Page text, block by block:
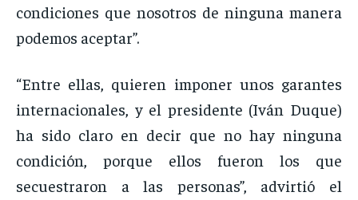
condiciones que nosotros de ninguna manera
podemos aceptar”.
“Entre ellas, quieren imponer unos garantes
internacionales, y el presidente (Iván Duque)
ha sido claro en decir que no hay ninguna
condición, porque ellos fueron los que
secuestraron a las personas”, advirtió el